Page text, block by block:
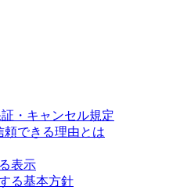
・キャンセル規定
頼できる理由とは
表示
る基本方針